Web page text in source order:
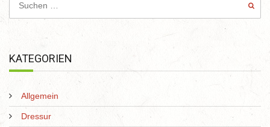
KATEGORIEN
Allgemein
Dressur